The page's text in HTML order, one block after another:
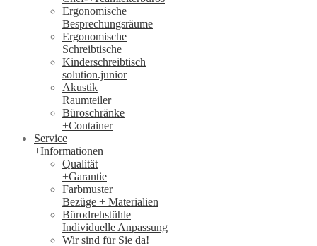
Ergonomische
Besprechungsräume
Ergonomische
Schreibtische
Kinderschreibtisch
solution.junior
Akustik
Raumteiler
Büroschränke
+Container
Service
+Informationen
Qualität
+Garantie
Farbmuster
Bezüge + Materialien
Bürodrehstühle
Individuelle Anpassung
Wir sind für Sie da!